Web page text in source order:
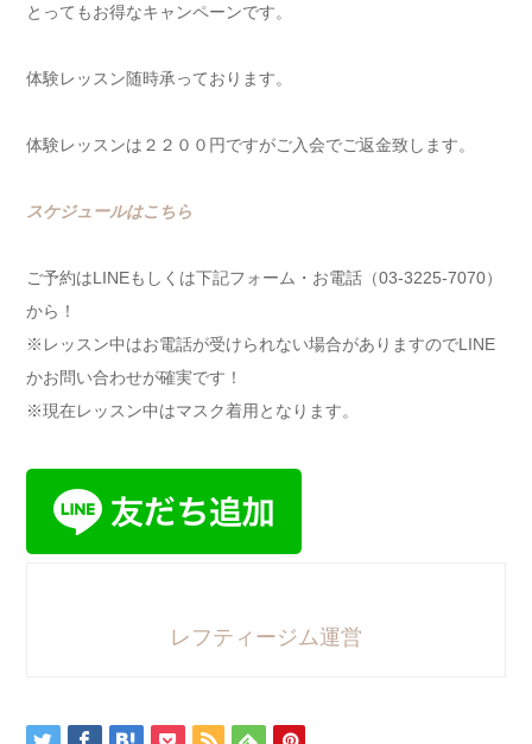
とってもお得なキャンペーンです。
体験レッスン随時承っております。
体験レッスンは２２００円ですがご入会でご返金致します。
スケジュールはこちら
ご予約はLINEもしくは下記フォーム・お電話（03-3225-7070）
から！
※レッスン中はお電話が受けられない場合がありますのでLINE
かお問い合わせが確実です！
※現在レッスン中はマスク着用となります。
レフティージム運営